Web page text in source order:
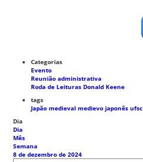
Categorias
Evento
Reunião administrativa
Roda de Leituras Donald Keene
tags
Japão medievalmedievo japonêsufsc
Dia
Dia
Mês
Semana
8 de dezembro de 2024